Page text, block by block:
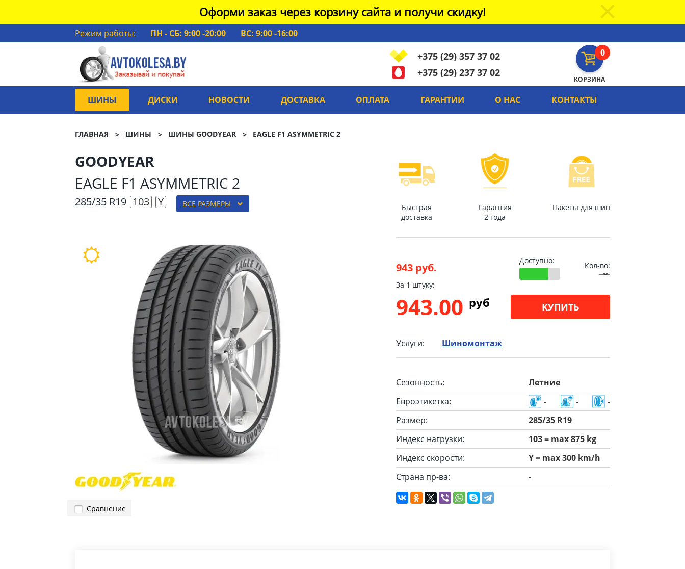
Оформи заказ через корзину сайта и получи скидку!
Режим работы: ПН - СБ: 9:00 -20:00
ВС: 9:00 -16:00
0
КОРЗИНА
+375 (29) 357 37 02
+375 (29) 237 37 02
ШИНЫ ДИСКИ НОВОСТИ ДОСТАВКА ОПЛАТА ГАРАНТИИ О НАС КОНТАКТЫ
ГЛАВНАЯ ШИНЫ ШИНЫ GOODYEAR EAGLE F1 ASYMMETRIC 2
GOODYEAR
EAGLE F1 ASYMMETRIC 2
285/35 R19 103 Y ВСЕ РАЗМЕРЫ
Сравнение
Быстрая
доставка
Гарантия
2 года
Пакеты для шин
943 руб.
Доступно:
Кол-во:
За 1 штуку:
943.00 pуб КУПИТЬ
Услуги: Шиномонтаж
Сезонность:
Летние
Евроэтикетка:
- -
-
Размер:
285/35 R19
Индекс нагрузки:
103 = max 875 kg
Индекс скорости:
Y = max 300 km/h
Страна пр-ва:
-